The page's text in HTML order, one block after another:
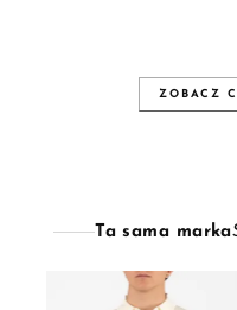
ZOBACZ
Ta sama marka